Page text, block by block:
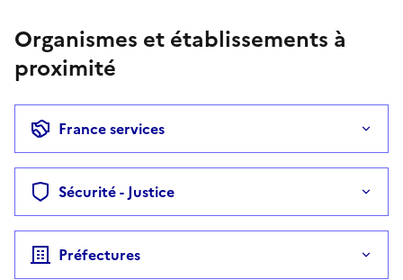
Organismes et établissements à
proximité
France services
Sécurité - Justice
Préfectures